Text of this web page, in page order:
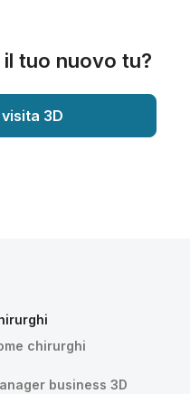
tuo nuovo tu?
3D
chirurghi
business 3D